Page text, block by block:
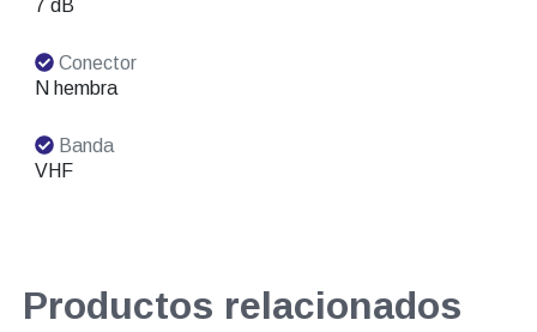
7 dB
Conector
N hembra
Banda
VHF
Productos relacionados